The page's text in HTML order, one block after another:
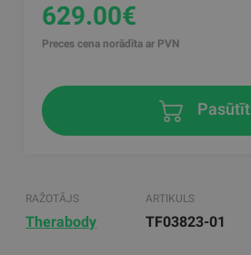
629.00€
Preces cena norādīta ar PVN
Pasūtīt
RAŽOTĀJS
Therabody
ARTIKULS
TF03823-01